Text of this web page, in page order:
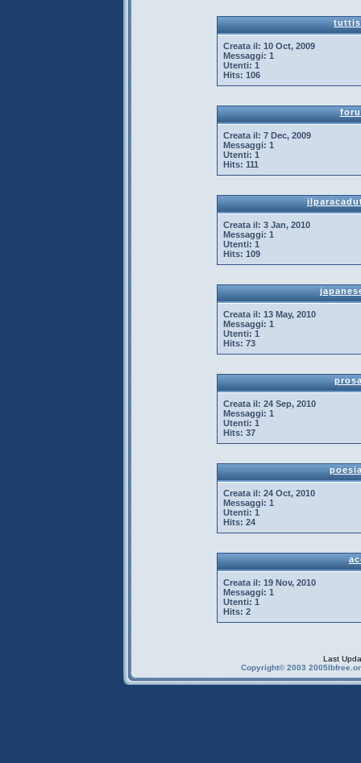
Creata il: 10 Oct, 2009
Messaggi: 1
Utenti: 1
Hits: 106
Creata il: 7 Dec, 2009
Messaggi: 1
Utenti: 1
Hits: 111
Creata il: 3 Jan, 2010
Messaggi: 1
Utenti: 1
Hits: 109
Creata il: 13 May, 2010
Messaggi: 1
Utenti: 1
Hits: 73
Creata il: 24 Sep, 2010
Messaggi: 1
Utenti: 1
Hits: 37
Creata il: 24 Oct, 2010
Messaggi: 1
Utenti: 1
Hits: 24
Creata il: 19 Nov, 2010
Messaggi: 1
Utenti: 1
Hits: 2
Last
Copyright© 2003